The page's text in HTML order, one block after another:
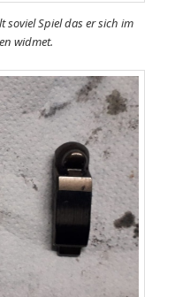
Spiel das er sich im
widmet.